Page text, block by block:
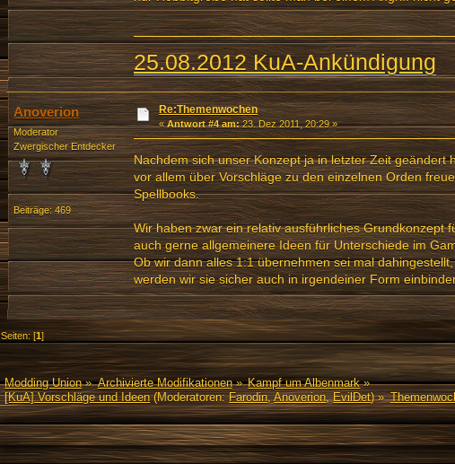
25.08.2012 KuA-Ankündigung
Anoverion
Moderator
Zwergischer Entdecker
Beiträge: 469
Re:Themenwochen
«Antwort #4 am:23. Dez 2011, 20:29 »
Nachdem sich unser Konzept ja in letzter Zeit geändert
vor allem über Vorschläge zu den einzelnen Orden
Spellbooks.
Wir haben zwar ein relativ ausführliches Grundkonzept
auch gerne allgemeinere Ideen für Unterschiede im
Ob wir dann alles 1:1 übernehmen sei mal
werden wir sie sicher auch in irgendeiner Form
Seiten: [1]
Modding Union» Archivierte Modifikationen» Kampf um Albenmark»
[KuA] Vorschläge und Ideen(Moderatoren:Farodin,Anoverion,EvilDet) »